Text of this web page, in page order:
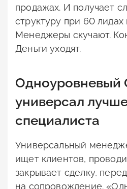
продажах. И получает
структуру при 60 лидах
Менеджеры скучают.
Деньги уходят.
Одноуровневый
универсал
специалиста
Универсальный
ищет клиентов,
закрывает сделку,
на сопровождение.